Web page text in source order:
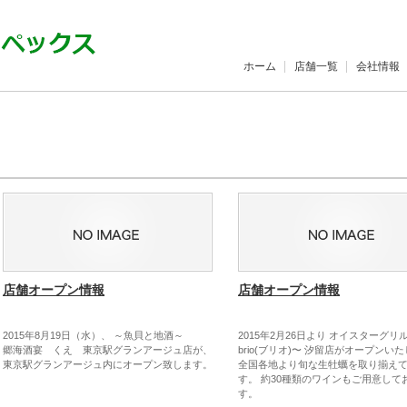
ホーム 店舗一覧 会社情報
店舗オープン情報
2015年8月19日（水）、 ～魚貝と地酒～
郷海酒宴 くえ 東京駅グランアージュ店が、
東京駅グランアージュ内にオープン致します。
店舗オープン情報
2015年2月26日より オイスターグリ
brio(ブリオ)〜 汐留店がオープンいた
全国各地より旬な生牡蠣を取り揃え
す。 約30種類のワインもご用意して
す。